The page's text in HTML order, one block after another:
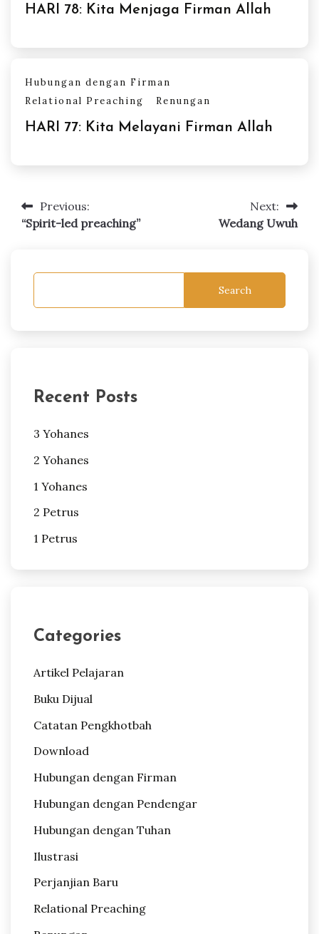
HARI 78: Kita Menjaga Firman Allah
Hubungan dengan Firman
Relational Preaching
Renungan
HARI 77: Kita Melayani Firman Allah
Post
navigation
Previous:
“Spirit-led preaching”
Next:
Wedang Uwuh
Search
Recent Posts
3 Yohanes
2 Yohanes
1 Yohanes
2 Petrus
1 Petrus
Categories
Artikel Pelajaran
Buku Dijual
Catatan Pengkhotbah
Download
Hubungan dengan Firman
Hubungan dengan Pendengar
Hubungan dengan Tuhan
Ilustrasi
Perjanjian Baru
Relational Preaching